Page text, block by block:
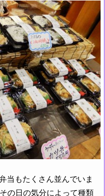
当もたくさん並んでいま
の日の気分によって種類